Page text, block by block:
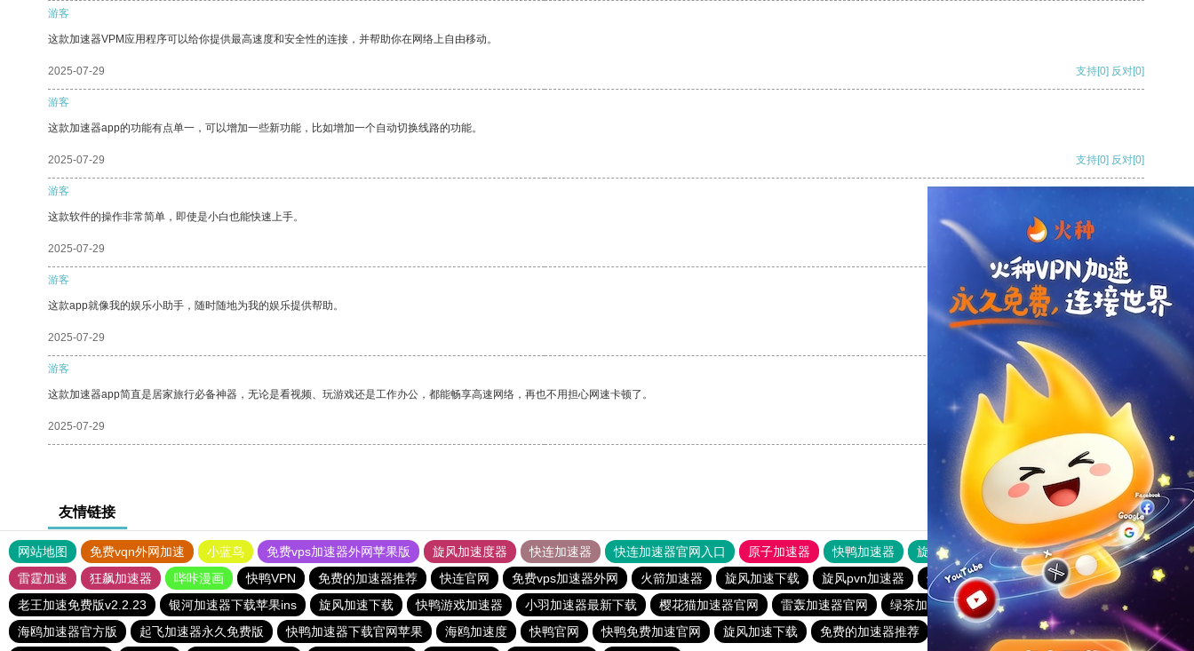
游客
这款加速器VPM应用程序可以给你提供最高速度和安全性的连接，并帮助你在网络上自由移动。
2025-07-29 支持[0] 反对[0]
游客
这款加速器app的功能有点单一，可以增加一些新功能，比如增加一个自动切换线路的功能。
2025-07-29 支持[0] 反对[0]
游客
这款软件的操作非常简单，即使是小白也能快速上手。
2025-07-29
游客
这款app就像我的娱乐小助手，随时随地为我的娱乐提供帮助。
2025-07-29 反对
游客
这款加速器app简直是居家旅行必备神器，无论是看视频、玩游戏还是工作办公，都能畅享高速网络，再也不用担心网速卡顿了。
2025-07-29 反对[0]
友情链接
网站地图 免费vqn外网加速 小蓝鸟 免费vps加速器外网苹果版 旋风加速度器 快连加速器 快连加速器官网入口 原子加速器 快鸭加速器 旋风加速度器 外网网址导航
软件中心
雷霆加速
狂飙加速器 哔咔漫画 快鸭VPN 免费的加速器推荐 快连官网 免费vps加速器外网 火箭加速器 旋风加速下载 旋风pvn加速器 烧饼哥加速器
快鸭加速器
老王加速免费版v2.2.23
银河加速器下载苹果ins 旋风加速下载 快鸭游戏加速器 小羽加速器最新下载 樱花猫加速器官网 雷轰加速器官网 绿茶加速器 原子加速器下载
一元机场. com
海鸥加速器官方版
起飞加速器永久免费版 快鸭加速器下载官网苹果 海鸥加速度 快鸭官网 快鸭免费加速官网 旋风加速下载 免费的加速器推荐 免费加速器永久免费版
雷霆加速